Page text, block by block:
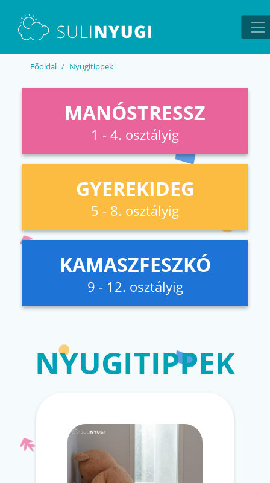
Főoldal Nyugitippek
MANÓSTRESSZ
1 - 4. osztályig
GYEREKIDEG
5 - 8. osztályig
KAMASZFESZKÓ
9 - 12. osztályig
NYUGITIPPEK